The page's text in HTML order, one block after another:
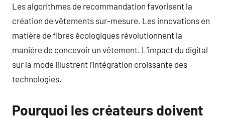
Les algorithmes de recommandation favorisent la
création de vêtements sur-mesure. Les innovations en
matière de fibres écologiques révolutionnent la
manière de concevoir un vêtement. L’impact du digital
sur la mode illustrent l’intégration croissante des
technologies.
Pourquoi les créateurs doivent